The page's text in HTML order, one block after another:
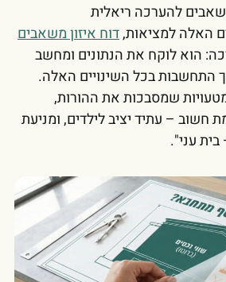
משאבים להערכה ריאלית
האלה למציאות,דוח איזון משאבים
הוא לוקח את הנתונים ומחשב
התחשבות בכל השינויים האלה.
שמסבכות את ההורות,
– עתיד יציב לילדים, ומניעת
עני".